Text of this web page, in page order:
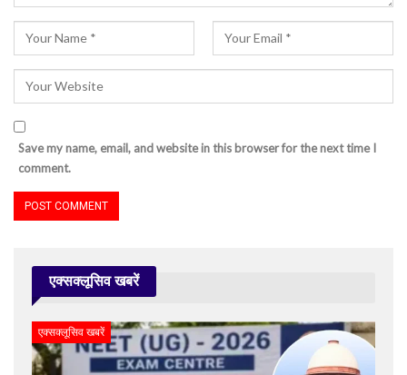
Save my name, email, and website in this browser for the next time I
comment.
एक्सक्लूसिव खबरें
एक्सक्लूसिव खबरें